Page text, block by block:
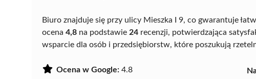
Biuro znajduje się przy ulicy Mieszka I 9, co gwarantuje
ocena 4,8 na podstawie 24 recenzji, potwierdzająca
wsparcie dla osób i przedsiębiorstw, które poszukują
Ocena w Google: 4.8